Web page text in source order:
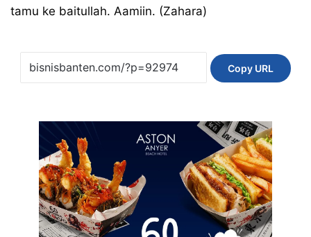
tamu ke baitullah. Aamiin. (Zahara)
Copy URL